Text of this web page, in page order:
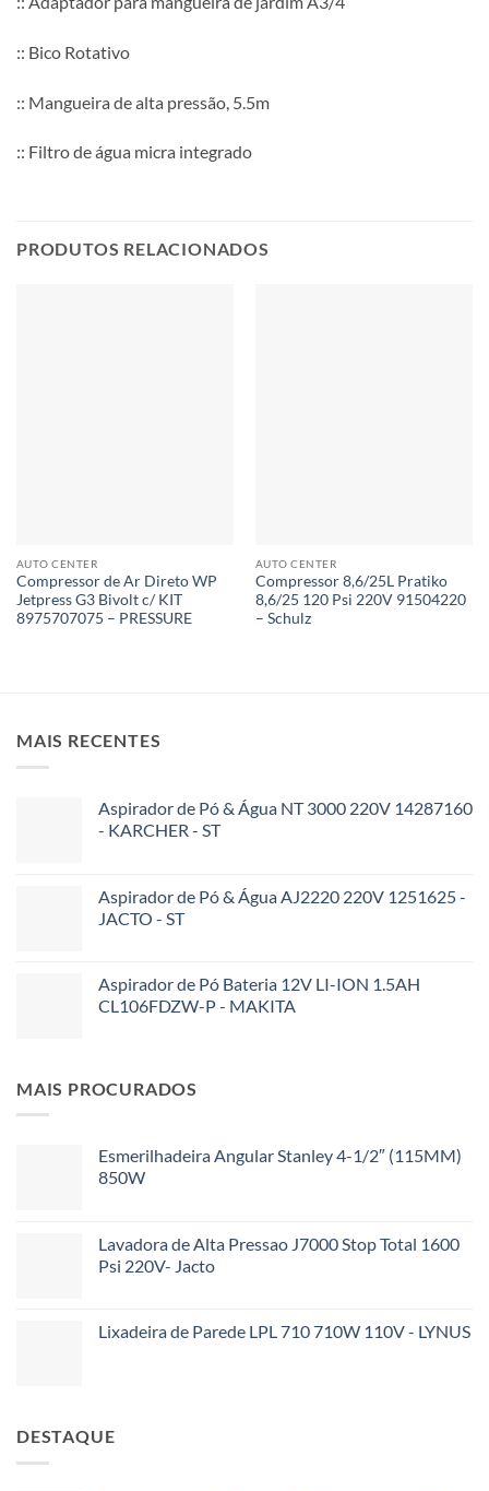
:: Bico Rotativo
:: Mangueira de alta pressão, 5.5m
:: Filtro de água micra integrado
PRODUTOS RELACIONADOS
AUTO CENTER
Compressor de Ar Direto WP
Jetpress G3 Bivolt c/ KIT
8975707075 – PRESSURE
AUTO CENTER
Compressor 8,6/25L Pratiko
8,6/25 120 Psi 220V 91504220
– Schulz
MAIS RECENTES
Aspirador de Pó & Água NT 3000 220V 14287160
- KARCHER - ST
Aspirador de Pó & Água AJ2220 220V 1251625 -
JACTO - ST
Aspirador de Pó Bateria 12V LI-ION 1.5AH
CL106FDZW-P - MAKITA
MAIS PROCURADOS
Esmerilhadeira Angular Stanley 4-1/2″ (115MM)
850W
Lavadora de Alta Pressao J7000 Stop Total 1600
Psi 220V- Jacto
Lixadeira de Parede LPL 710 710W 110V - LYNUS
DESTAQUE